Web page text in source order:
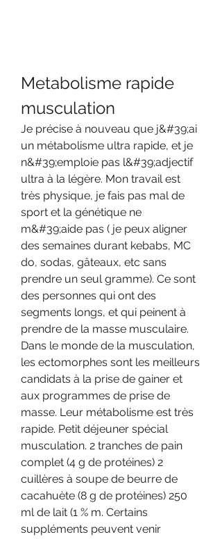
Metabolisme rapide
musculation
Je précise à nouveau que j&#39;ai
un métabolisme ultra rapide, et je
n&#39;emploie pas l&#39;adjectif
ultra à la légère. Mon travail est
très physique, je fais pas mal de
sport et la génétique ne
m&#39;aide pas ( je peux aligner
des semaines durant kebabs, MC
do, sodas, gâteaux, etc sans
prendre un seul gramme). Ce sont
des personnes qui ont des
segments longs, et qui peinent à
prendre de la masse musculaire.
Dans le monde de la musculation,
les ectomorphes sont les meilleurs
candidats à la prise de gainer et
aux programmes de prise de
masse. Leur métabolisme est très
rapide. Petit déjeuner spécial
musculation. 2 tranches de pain
complet (4 g de protéines) 2
cuillères à soupe de beurre de
cacahuète (8 g de protéines) 250
ml de lait (1 % m. Certains
suppléments peuvent venir